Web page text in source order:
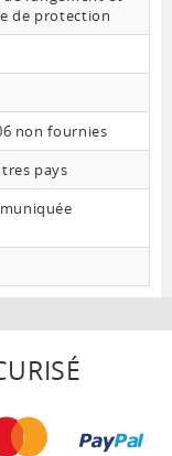
de protection
non fournies
pays